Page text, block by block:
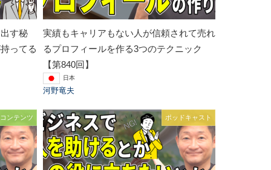
す秘
ってる
実績もキャリアもない人が信頼されて売れ
るプロフィールを作る3つのテクニック
【第840回】
日本
河野竜夫
ンテンツ ポッドキャスト